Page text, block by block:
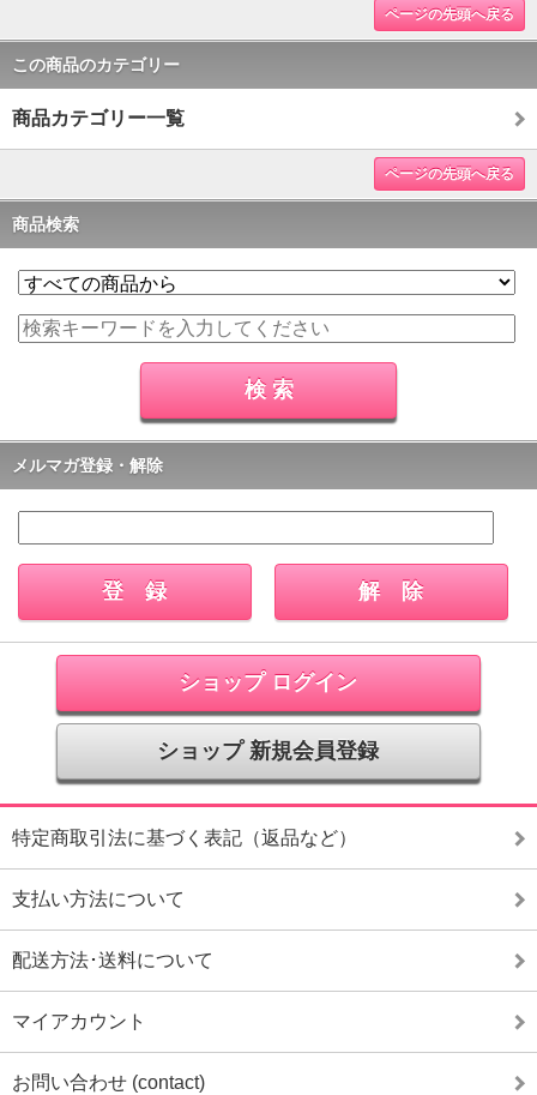
ページの先頭へ戻る
この商品のカテゴリー
商品カテゴリー一覧
ページの先頭へ戻る
商品検索
メルマガ登録・解除
ショップ ログイン
ショップ 新規会員登録
特定商取引法に基づく表記（返品など）
支払い方法について
配送方法･送料について
マイアカウント
お問い合わせ (contact)